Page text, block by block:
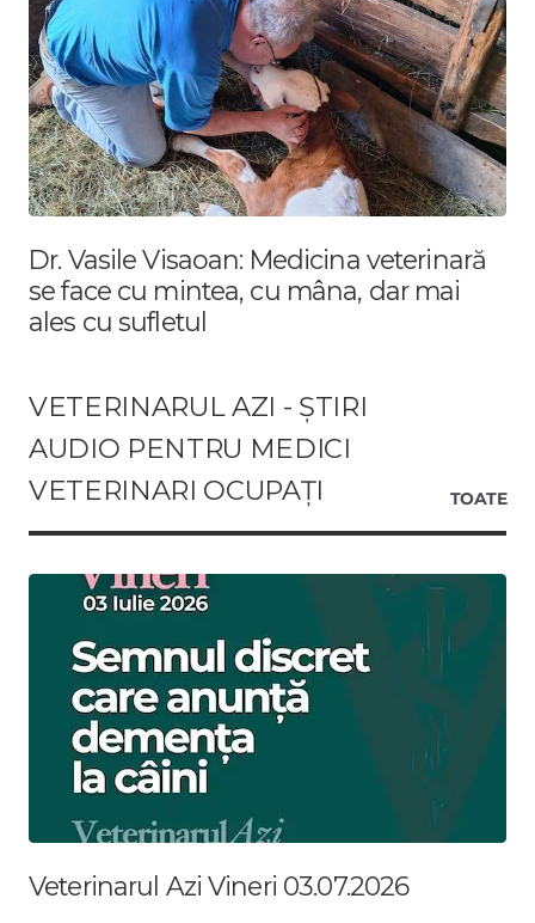
Dr. Vasile Visaoan: Medicina veterinară
se face cu mintea, cu mâna, dar mai
ales cu sufletul
VETERINARUL AZI - ȘTIRI
AUDIO PENTRU MEDICI
VETERINARI OCUPAȚI
TOATE
Veterinarul Azi Vineri 03.07.2026